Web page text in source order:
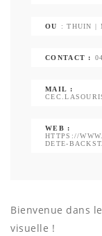
OU : THUIN |
CONTACT :
MAIL :
WEB :
HTTPS://
DETE-
Bienvenue dans
visuelle !